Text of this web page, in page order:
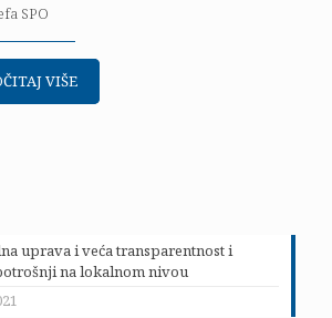
SPO
VIŠE
uprava i veća transparentnost i
na lokalnom nivou